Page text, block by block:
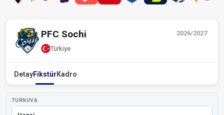
2026/2027
PFC Sochi
Türkiye
DetayFikstür Kadro
TURNUVA